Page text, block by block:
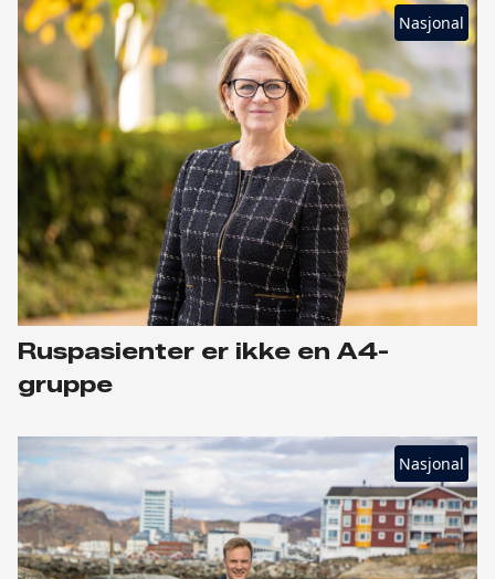
Nasjonal
Ruspasienter er ikke en A4-
gruppe
Nasjonal